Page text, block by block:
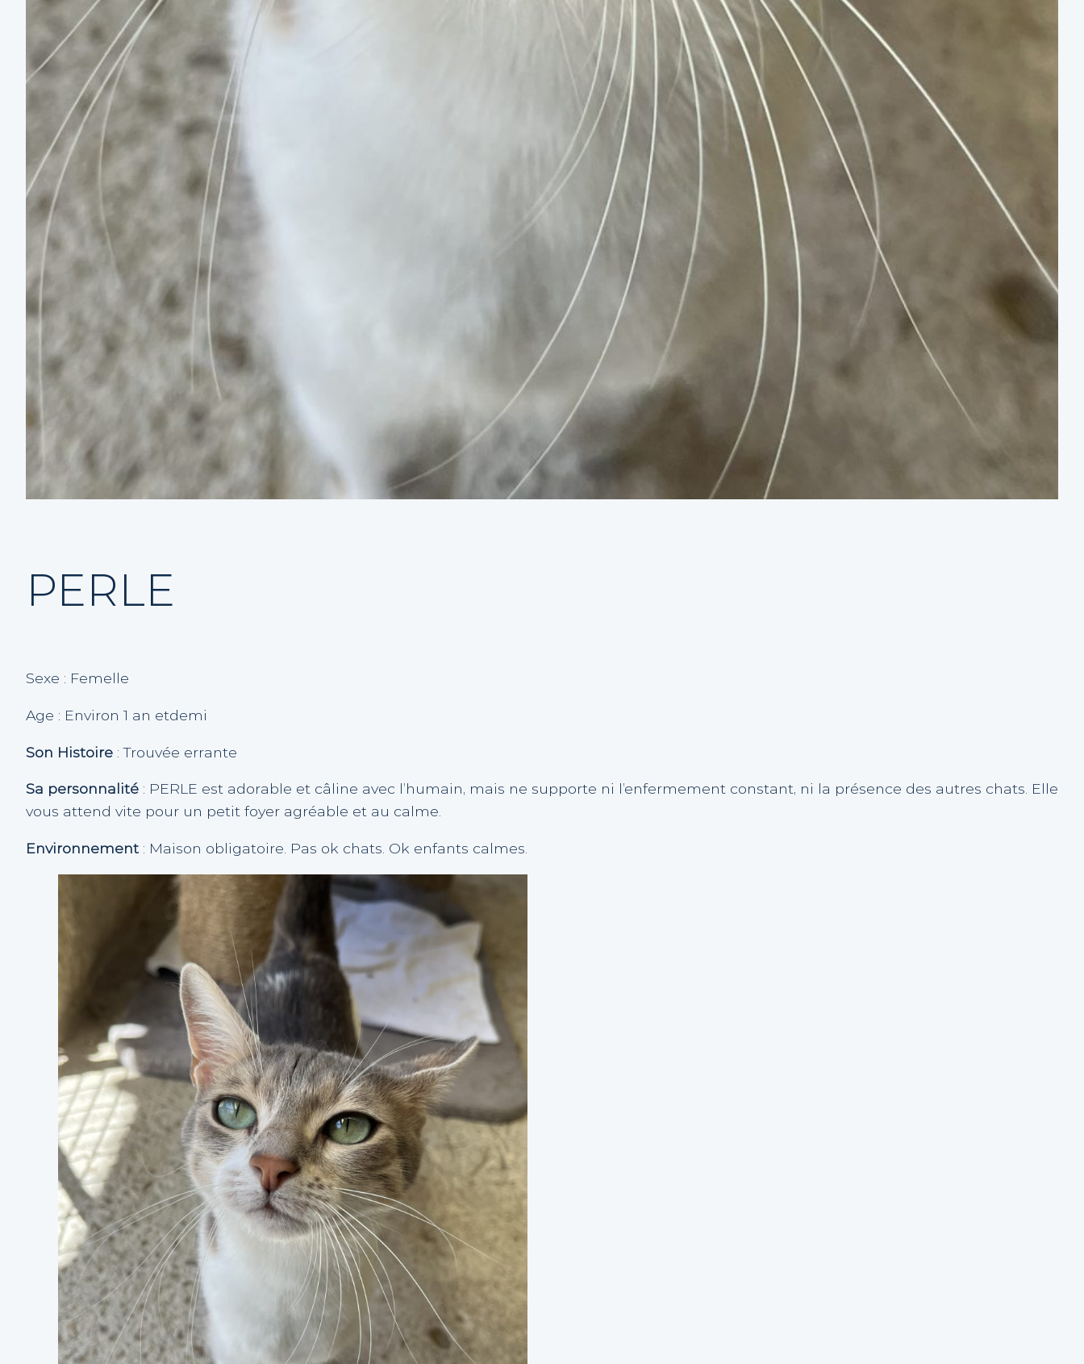
PERLE
Sexe : Femelle
Age : Environ 1 an etdemi
Son Histoire : Trouvée errante
Sa personnalité : PERLE est adorable et câline avec l’humain, mais ne supporte ni l’enfermement constant, ni la présence des autres chats. Elle
vous attend vite pour un petit foyer agréable et au calme.
Environnement : Maison obligatoire. Pas ok chats. Ok enfants calmes.